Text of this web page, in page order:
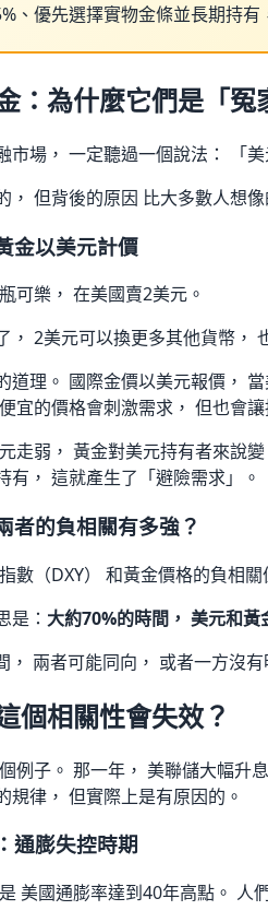
、優先選擇實物金條並長期持
：為什麼它們是「冤
市場， 一定聽過一個說法： 「
， 但背後的原因 比大多數人想像
金以美元計價
可樂， 在美國賣2美元。
， 2美元可以換更多其他貨幣，
道理。 國際金價以美元報價，
便宜的價格會刺激需求， 但也會
走弱， 黃金對美元持有者來說
有， 這就產生了「避險需求」。
者的負相關有多強？
數（DXY） 和黃金價格的負相關
是： 大約70%的時間， 美元和黃
， 兩者可能同向， 或者一方沒有
個相關性會失效？
例子。 那一年， 美聯儲大幅升
規律， 但實際上是有原因的。
通膨失控時期
美國通膨率達到40年高點。 人